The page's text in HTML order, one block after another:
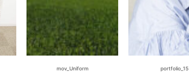
mov_Uniform portfolio_15